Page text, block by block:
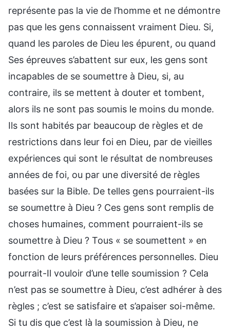
représente pas la vie de l’homme et ne démontre
pas que les gens connaissent vraiment Dieu. Si,
quand les paroles de Dieu les épurent, ou quand
Ses épreuves s’abattent sur eux, les gens sont
incapables de se soumettre à Dieu, si, au
contraire, ils se mettent à douter et tombent,
alors ils ne sont pas soumis le moins du monde.
Ils sont habités par beaucoup de règles et de
restrictions dans leur foi en Dieu, par de vieilles
expériences qui sont le résultat de nombreuses
années de foi, ou par une diversité de règles
basées sur la Bible. De telles gens pourraient-ils
se soumettre à Dieu ? Ces gens sont remplis de
choses humaines, comment pourraient-ils se
soumettre à Dieu ? Tous « se soumettent » en
fonction de leurs préférences personnelles. Dieu
pourrait-Il vouloir d’une telle soumission ? Cela
n’est pas se soumettre à Dieu, c’est adhérer à des
règles ; c’est se satisfaire et s’apaiser soi-même.
Si tu dis que c’est là la soumission à Dieu, ne